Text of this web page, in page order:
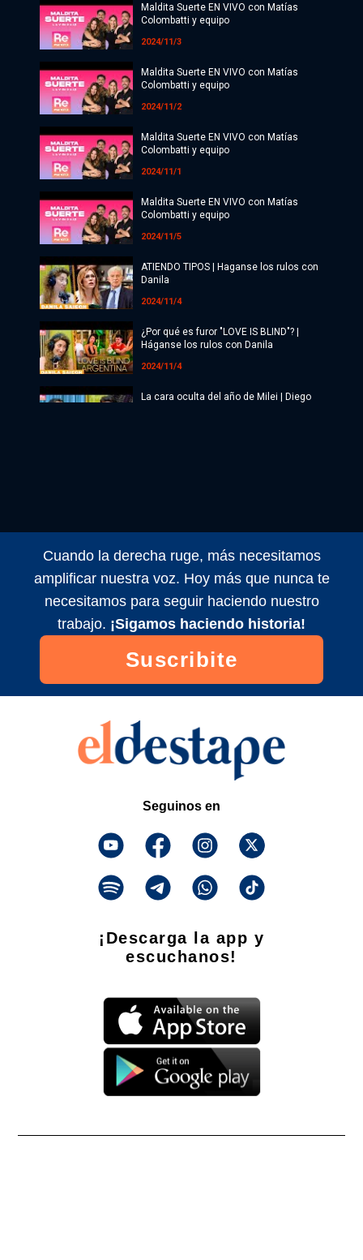
Maldita Suerte EN VIVO con Matías
Colombatti y equipo
2024/11/3
Maldita Suerte EN VIVO con Matías
Colombatti y equipo
2024/11/2
Maldita Suerte EN VIVO con Matías
Colombatti y equipo
2024/11/1
Maldita Suerte EN VIVO con Matías
Colombatti y equipo
2024/11/5
ATIENDO TIPOS | Haganse los rulos con
Danila
2024/11/4
¿Por qué es furor "LOVE IS BLIND"? |
Háganse los rulos con Danila
2024/11/4
La cara oculta del año de Milei | Diego
2024/11/1
Colombatti y equipo
2024/11/5
Maldita Suerte EN VIVO con Matías
Colombatti y equipo
Cuando la derecha ruge, más necesitamos
amplificar nuestra voz. Hoy más que nunca te
necesitamos para seguir haciendo nuestro
trabajo. ¡Sigamos haciendo historia!
Suscribite
Seguinos en
¡Descarga la app y
escuchanos!